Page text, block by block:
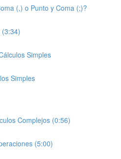
(,) o Punto y Coma (;)?
(3:34)
Simples
Simples
Complejos (0:56)
(5:00)